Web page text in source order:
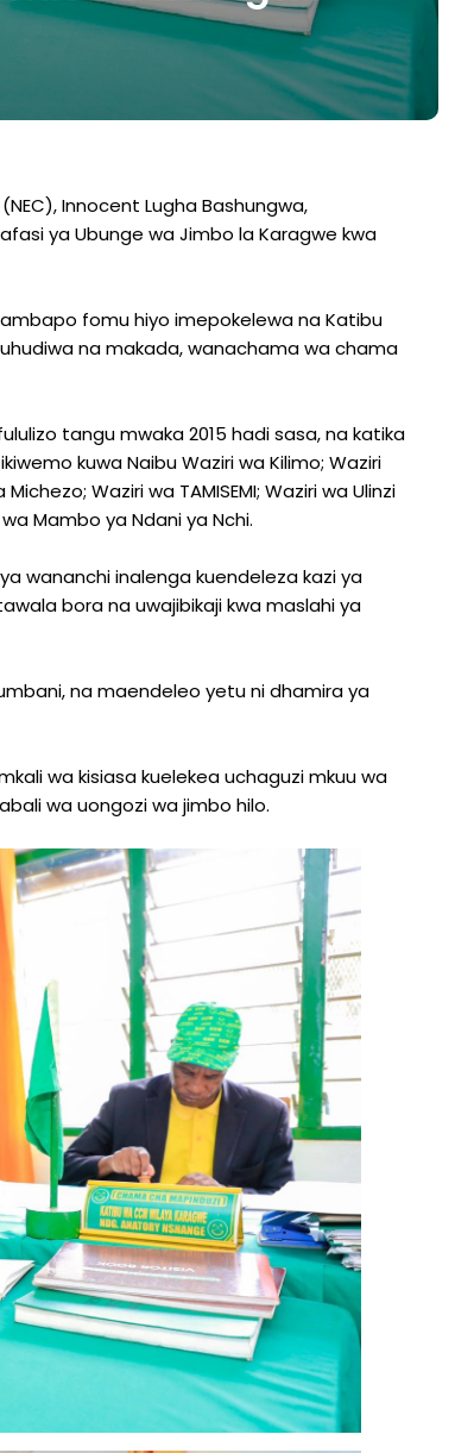
Innocent Lugha Bashungwa,
ya Ubunge wa Jimbo la Karagwe kwa
fomu hiyo imepokelewa na Katibu
na makada, wanachama wa chama
tangu mwaka 2015 hadi sasa, na katika
kuwa Naibu Waziri wa Kilimo; Waziri
Waziri wa TAMISEMI; Waziri wa Ulinzi
Mambo ya Ndani ya Nchi.
wananchi inalenga kuendeleza kazi ya
bora na uwajibikaji kwa maslahi ya
na maendeleo yetu ni dhamira ya
wa kisiasa kuelekea uchaguzi mkuu wa
wa uongozi wa jimbo hilo.